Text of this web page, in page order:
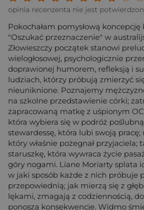
opinia recenzenta nie jest
Pokochałam pomysłową
"Oszukać przeznaczenie" w
Złowieszczy początek stanowi
wielogłosowej, psychologicznie
doprawionej humorem, refleksją i
ludziach, którzy próbują zmierzyć
nieuniknione. Poznajemy
na szkolne przedstawienie córki;
zapracowaną matkę z uśpionym
która wybiera się w podróż
stewardessę, która lubi swoją pracę;
który właśnie pożegnał przyjaciela;
staruszkę, która wywraca życie
góry nogami. Liane Moriarty splata
w jaki sposób każde z nich próbuje
przepowiednią; jak mierzą się z
lękami, zmagają z codziennością,
ponoszą konsekwencje. Widmo